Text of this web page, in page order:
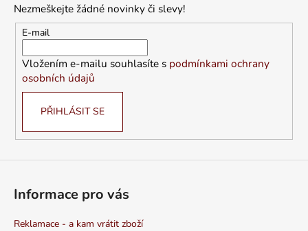
Nezmeškejte žádné novinky či slevy!
E-mail
Vložením e-mailu souhlasíte s podmínkami ochrany
osobních údajů
PŘIHLÁSIT SE
Informace pro vás
Reklamace - a kam vrátit zboží